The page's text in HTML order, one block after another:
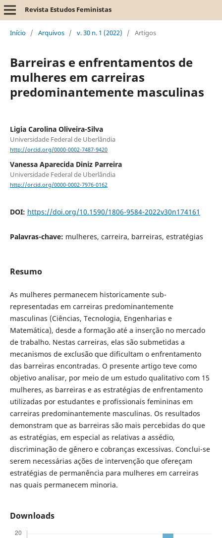
Revista Estudos Feministas
Início / Arquivos / v. 30 n. 1 (2022) / Artigos
Barreiras e enfrentamentos de
mulheres em carreiras
predominantemente masculinas
Ligia Carolina Oliveira-Silva
Universidade Federal de Uberlândia
http://orcid.org/0000-0002-7487-9420
Vanessa Aparecida Diniz Parreira
Universidade Federal de Uberlândia
http://orcid.org/0000-0002-7976-0162
DOI: https://doi.org/10.1590/1806-9584-2022v30n174161
Palavras-chave: mulheres, carreira, barreiras, estratégias
Resumo
As mulheres permanecem historicamente sub-
representadas em carreiras predominantemente
masculinas (Ciências, Tecnologia, Engenharias e
Matemática), desde a formação até a inserção no mercado
de trabalho. Nestas carreiras, elas são submetidas a
mecanismos de exclusão que dificultam o enfrentamento
das barreiras encontradas. O presente artigo teve como
objetivo analisar, por meio de um estudo qualitativo com 15
mulheres, as barreiras e as estratégias de enfrentamento
utilizadas por estudantes e profissionais femininas em
carreiras predominantemente masculinas. Os resultados
demonstram que as barreiras são mais percebidas do que
as estratégias, em especial as relativas a assédio,
discriminação de gênero e cobranças excessivas. Conclui-se
serem necessárias ações de intervenção que ofereçam
estratégias de permanência para mulheres em carreiras
nas quais permanecem minoria.
Downloads